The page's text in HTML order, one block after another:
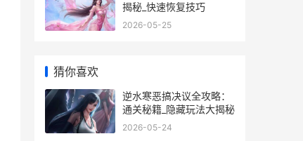
揭秘_快速恢复技巧
2026-05-25
猜你喜欢
逆水寒恶搞决议全攻略：
通关秘籍_隐藏玩法大揭秘
2026-05-24